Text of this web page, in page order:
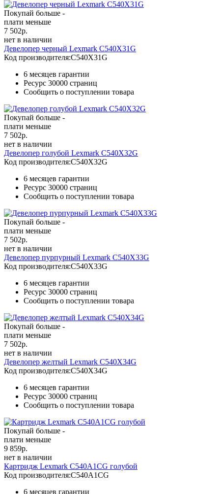
Покупай больше -
плати меньше
7 502р.
нет в наличии
Девелопер черный Lexmark C540X31G
Код производителя:C540X31G
6 месяцев гарантии
Ресурс 30000 страниц
Сообщить о поступлении товара
Покупай больше -
плати меньше
7 502р.
нет в наличии
Девелопер голубой Lexmark C540X32G
Код производителя:C540X32G
6 месяцев гарантии
Ресурс 30000 страниц
Сообщить о поступлении товара
Покупай больше -
плати меньше
7 502р.
нет в наличии
Девелопер пурпурный Lexmark C540X33G
Код производителя:C540X33G
6 месяцев гарантии
Ресурс 30000 страниц
Сообщить о поступлении товара
Покупай больше -
плати меньше
7 502р.
нет в наличии
Девелопер желтый Lexmark C540X34G
Код производителя:C540X34G
6 месяцев гарантии
Ресурс 30000 страниц
Сообщить о поступлении товара
Покупай больше -
плати меньше
9 859р.
нет в наличии
Картридж Lexmark C540A1CG голубой
Код производителя:C540A1CG
6 месяцев гарантии